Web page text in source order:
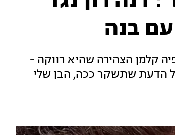
בנה
קלמן הצהירה שהיא רווקה -
הדעת שתשקר ככה, הבן שלי